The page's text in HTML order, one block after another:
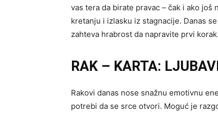
vas tera da birate pravac – čak i ako
kretanju i izlasku iz stagnacije. Danas
zahteva hrabrost da napravite prvi
RAK – KARTA:
Rakovi danas nose snažnu emotivnu
potrebi da se srce otvori. Moguć je